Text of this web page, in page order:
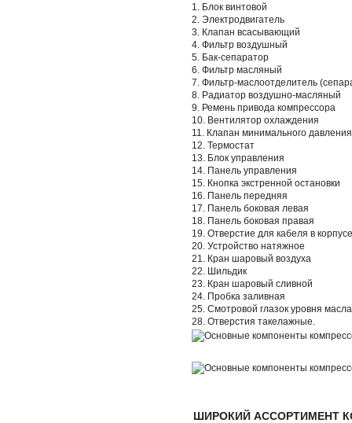
1. Блок винтовой
2. Электродвигатель
3. Клапан всасывающий
4. Фильтр воздушный
5. Бак-сепаратор
6. Фильтр масляный
7. Фильтр-маслоотделитель
8. Радиатор воздушно-масляный
9. Ремень привода компрессора
10. Вентилятор охлаждения
11. Клапан минимального давления
12. Термостат
13. Блок управления
14. Панель управления
15. Кнопка экстренной остановки
16. Панель передняя
17. Панель боковая левая
18. Панель боковая правая
19. Отверстие для кабеля в корпусе
20. Устройство натяжное
21. Кран шаровый воздуха
22. Шильдик
23. Кран шаровый сливной
24. Пробка заливная
25. Смотровой глазок уровня масла
28. Отверстия такелажные.
ШИРОКИЙ АССОРТИМЕНТ